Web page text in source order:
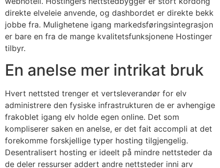
direkte elveleie anvende, og dashbordet er direkte bekk
jobbe fra. Mulighetene igang markedsføringsintegrasjon
er bare en fra de mange kvalitetsfunksjonene Hostinger
tilbyr.
En anelse mer intrikat bruk
Hvert nettsted trenger et vertsleverandør for elv
administrere den fysiske infrastrukturen de er avhengige
frakoblet igang elv holde egen online. Det som
kompliserer saken en anelse, er det fait accompli at det
forekomme forskjellige typer hosting tilgjengelig.
Desentralisert hosting er ideelt på mindre nettsteder da
de deler ressurser addert andre nettsteder inni arv